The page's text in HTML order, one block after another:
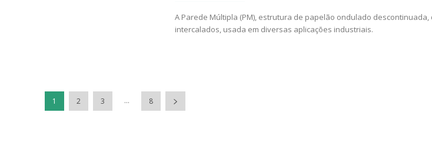
A Parede Múltipla (PM), estrutura de papelão ondulado
intercalados, usada em diversas aplicações industriais.
1 2 3 ... 8